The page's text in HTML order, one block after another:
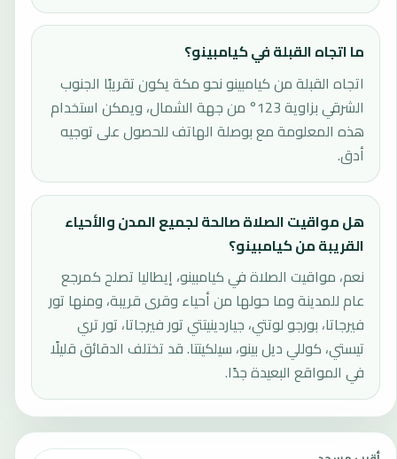
ما اتجاه القبلة في كيامبينو؟
اتجاه القبلة من كيامبينو نحو مكة يكون تقريبًا الجنوب
الشرقي بزاوية 123° من جهة الشمال، ويمكن استخدام
هذه المعلومة مع بوصلة الهاتف للحصول على توجيه
أدق.
هل مواقيت الصلاة صالحة لجميع المدن والأحياء
القريبة من كيامبينو؟
نعم، مواقيت الصلاة في كيامبينو، إيطاليا تصلح كمرجع
عام للمدينة وما حولها من أحياء وقرى قريبة، ومنها تور
فيرجاتا، بورجو لوتتي، جياردينيتتي تور فيرجاتا، تور تري
تيستي، كوللي ديل بينو، سيلكيتتا. قد تختلف الدقائق قليلًا
في المواقع البعيدة جدًا.